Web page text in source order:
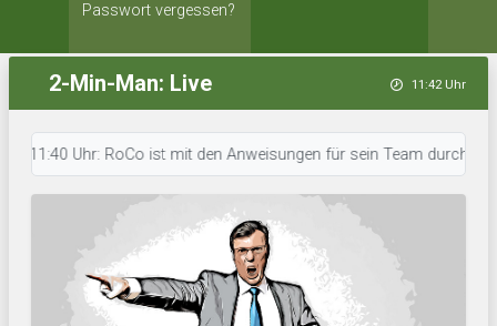
Passwort vergessen?
2-Min-Man: Live 11:42 Uhr
Uhr: RoCo ist mit den Anweisungen für sein Team durch. •